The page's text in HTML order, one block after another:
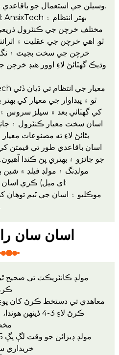
وسيلن جي استعمال جو باقاعدي جائزو وٺون ٿا ۽ بهتر بڻايون ٿا.
مختلف خرچن جي ڪنٽرول
ٿو. اهي خرچن جي عقليت ۽
خرچن جي سخت بجيٽ ۽
وڌيڪ گهٽائڻ لاءِ اوور هيڊ خرچن
ٿو ۽ پيداوار جي معيار کي
کي گهٽائي بعد ۾ سيلز سروس
اسان سخت معيار ڪنٽرول ۽
بڻائڻ لاءِ ته مصنوعات
اسان باقاعدي طور تي قيمتن
جو جائزو ۽ بهتري پڻ ڪندا
مولڊنگ ۽ مولڊ فيلڊ ۾ شين
ڪري اسان
اسان سان
مولڊ ڪانٽريڪٽ تي صحيح
ڪرڻ لاءِ 3-4
خريداري